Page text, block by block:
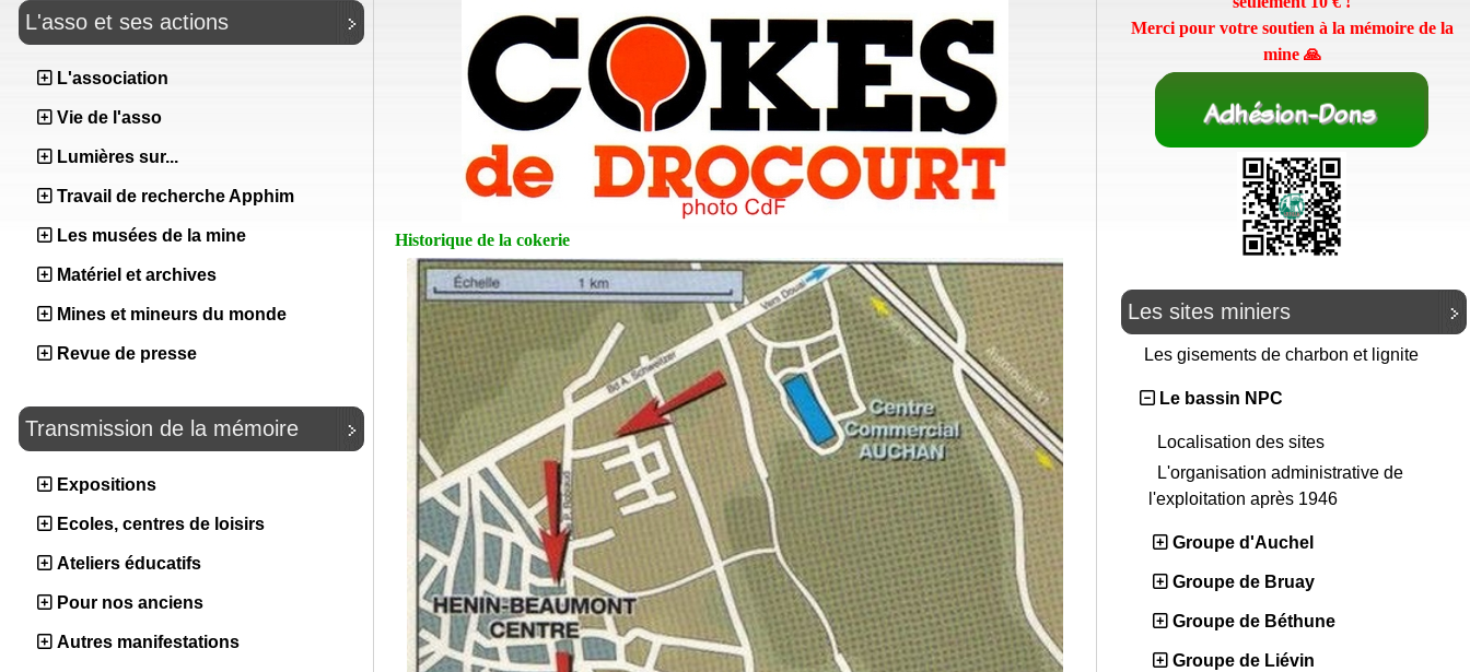
L'asso et ses actions
L'association
Vie de l'asso
Lumières sur...
Travail de recherche Apphim
Les musées de la mine
Matériel et archives
Mines et mineurs du monde
Revue de presse
Transmission de la mémoire
Expositions
Ecoles, centres de loisirs
Ateliers éducatifs
Pour nos anciens
Autres manifestations
Historique de la cokerie
Merci pour votre soutien à la mémoire de la
mine 🙏
Les sites miniers
Les gisements de charbon et lignite
Le bassin NPC
Localisation des sites
L'organisation administrative de
l'exploitation après 1946
Groupe d'Auchel
Groupe de Bruay
Groupe de Béthune
Groupe de Liévin